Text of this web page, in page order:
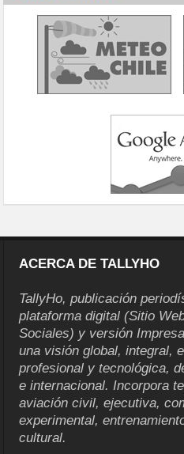
ACERCA DE TALLYHO
TallyHo, publicación
plataforma digital (Sitio
Sociales) y versión
una visión global, integral,
profesional y tecnológica,
e internacional. Incorpora
aviación civil, ejecutiva,
experimental,
cultural.